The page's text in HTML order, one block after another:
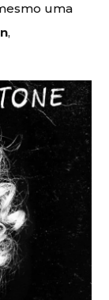
uma
,